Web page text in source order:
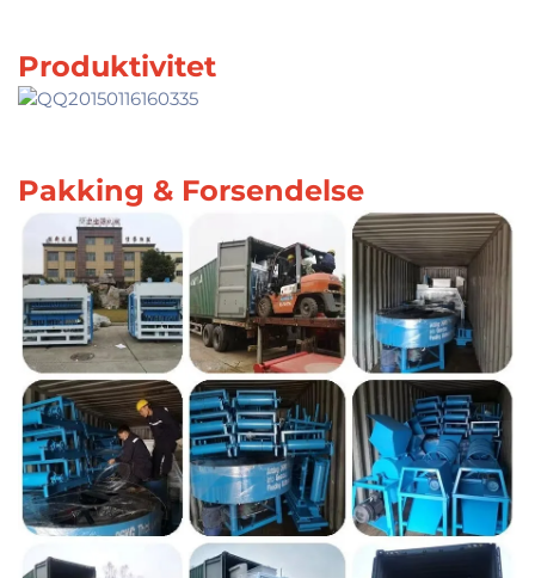
Produktivitet
Pakking & Forsendelse